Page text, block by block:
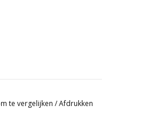
te vergelijken /Afdrukken